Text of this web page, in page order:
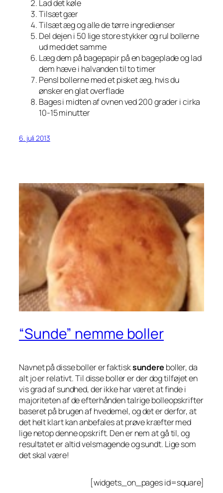
Lad det køle
Tilsæt gær
Tilsæt æg og alle de tørre ingredienser
Del dejen i 50 lige store stykker og rul bollerne
ud med det samme
Læg dem på bagepapir på en bageplade og lad
dem hæve i halvanden til to timer
Pensl bollerne med et pisket æg, hvis du
ønsker en glat overflade
Bages i midten af ovnen ved 200 grader i cirka
10-15 minutter
6. juli 2013
“Sunde” nemme boller
Navnet på disse boller er faktisksundere boller, da
alt jo er relativt. Til disse boller er der dog tilføjet en
vis grad af sundhed, der ikke har været at finde i
majoriteten af de efterhånden talrige bolleopskrifter
baseret på brugen af hvedemel, og det er derfor, at
det helt klart kan anbefales at prøve kræfter med
lige netop denne opskrift. Den er nem at gå til, og
resultatet er altid velsmagende og sundt. Lige som
det skal være!
[widgets_on_pages id=square]